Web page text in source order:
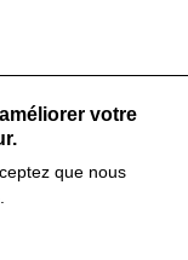
votre
que nous